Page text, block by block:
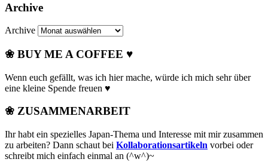
Archive
Archive
❀ BUY ME A COFFEE ♥
Wenn euch gefällt, was ich hier mache, würde ich mich sehr über
eine kleine Spende freuen ♥
❀ ZUSAMMENARBEIT
Ihr habt ein spezielles Japan-Thema und Interesse mit mir zusammen
zu arbeiten? Dann schaut bei Kollaborationsartikeln vorbei oder
schreibt mich einfach einmal an (^w^)~